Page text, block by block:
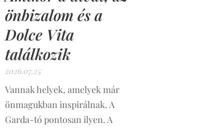
önbizalom és a
Dolce Vita
találkozik
2026.07.25
Vannak helyek, amelyek már
önmagukban inspirálnak. A
Garda-tó pontosan ilyen. A